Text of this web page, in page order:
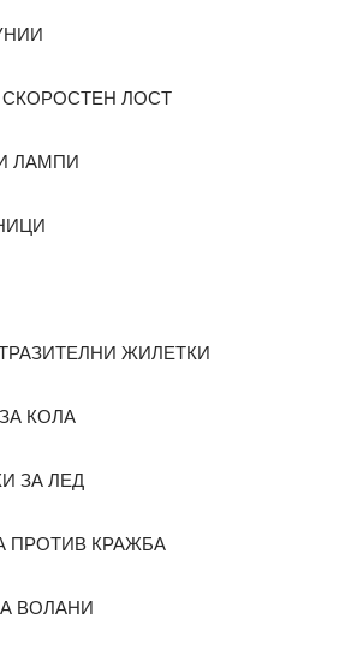
СКОРОСТЕН ЛОСТ
ЛАМПИ
ЖИЛЕТКИ
КОЛА
ЗА ЛЕД
ПРОТИВ КРАЖБА
ВОЛАНИ